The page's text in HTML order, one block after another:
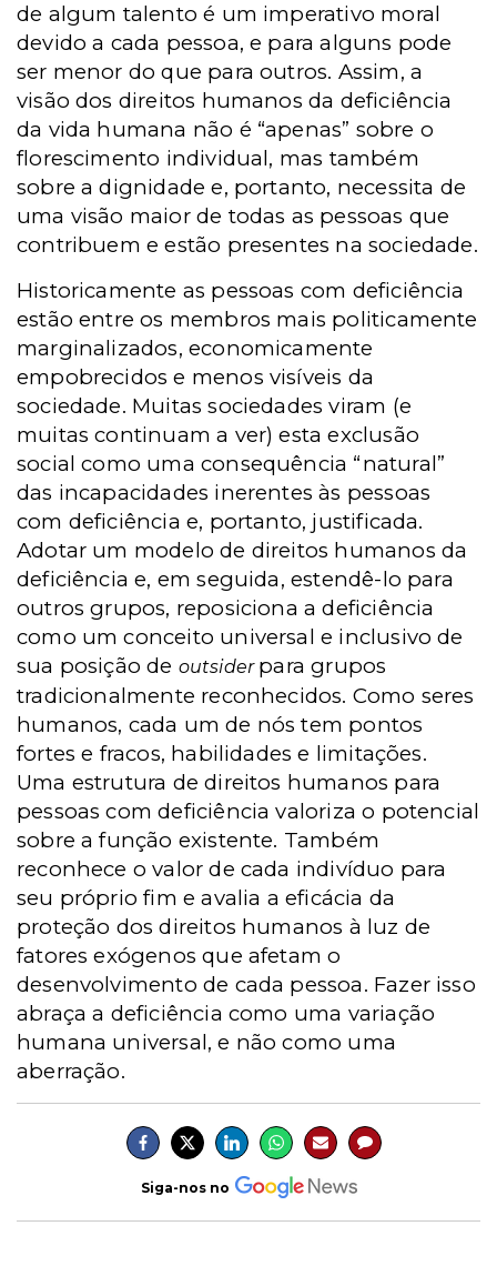
de algum talento é um imperativo moral
devido a cada pessoa, e para alguns pode
ser menor do que para outros. Assim, a
visão dos direitos humanos da deficiência
da vida humana não é “apenas” sobre o
florescimento individual, mas também
sobre a dignidade e, portanto, necessita de
uma visão maior de todas as pessoas que
contribuem e estão presentes na sociedade.
Historicamente as pessoas com deficiência
estão entre os membros mais politicamente
marginalizados, economicamente
empobrecidos e menos visíveis da
sociedade. Muitas sociedades viram (e
muitas continuam a ver) esta exclusão
social como uma consequência “natural”
das incapacidades inerentes às pessoas
com deficiência e, portanto, justificada.
Adotar um modelo de direitos humanos da
deficiência e, em seguida, estendê-lo para
outros grupos, reposiciona a deficiência
como um conceito universal e inclusivo de
sua posição de outsider para grupos
tradicionalmente reconhecidos. Como seres
humanos, cada um de nós tem pontos
fortes e fracos, habilidades e limitações.
Uma estrutura de direitos humanos para
pessoas com deficiência valoriza o potencial
sobre a função existente. Também
reconhece o valor de cada indivíduo para
seu próprio fim e avalia a eficácia da
proteção dos direitos humanos à luz de
fatores exógenos que afetam o
desenvolvimento de cada pessoa. Fazer isso
abraça a deficiência como uma variação
humana universal, e não como uma
aberração.
Siga-nos no